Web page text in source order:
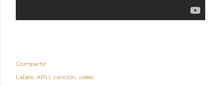
Compartir
Labels: APLI canción video